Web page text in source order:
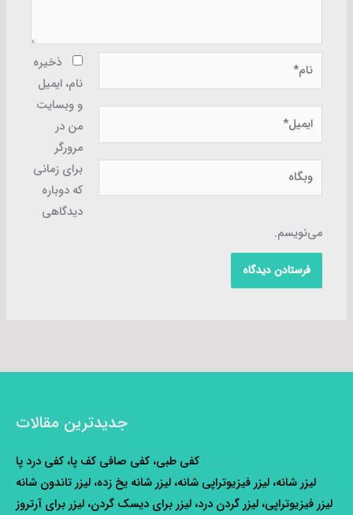
نام*
ایمیل*
وبگاه
ذخیره
نام، ایمیل
و وبسایت
من در
مرورگر
برای زمانی
که دوباره
دیدگاهی
می‌نویسم.
جدیدترین مقالات
کفی طبی، کفی صافی کف پا، کفی درد پا
لیزر شانه، لیزر فیزیوتراپی شانه، لیزر شانه یخ زده، لیزر تاندون شانه
لیزر فیزیوتراپی، لیزر گردن درد، لیزر برای دیسک گردن، لیزر برای آرتروز